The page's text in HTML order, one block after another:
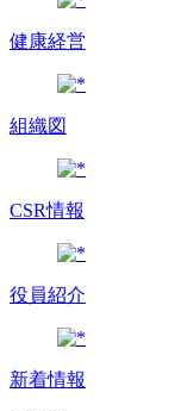
健康経営
組織図
CSR情報
役員紹介
新着情報